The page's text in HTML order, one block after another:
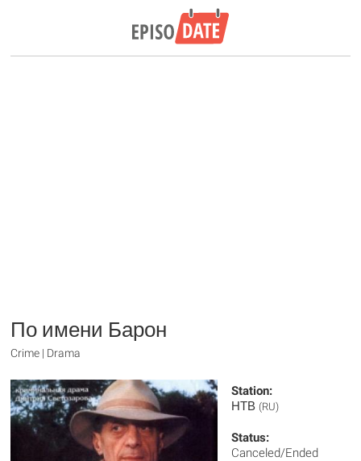
По имени Барон
Crime | Drama
Station:
НТВ (RU)
Status:
Canceled/Ended